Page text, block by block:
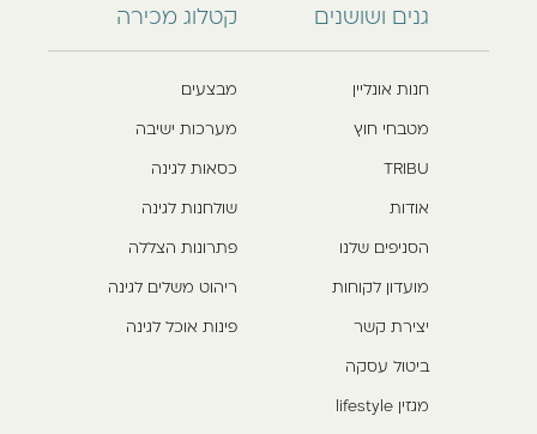
גנים ושושנים
חנות אונליין
מטבחי חוץ
TRIBU
אודות
הסניפים שלנו
מועדון לקוחות
יצירת קשר
ביטול עסקה
מגזין lifestyle
קטלוג מכירה
מבצעים
מערכות ישיבה
כסאות לגינה
שולחנות לגינה
פתרונות הצללה
ריהוט משלים לגינה
פינות אוכל לגינה